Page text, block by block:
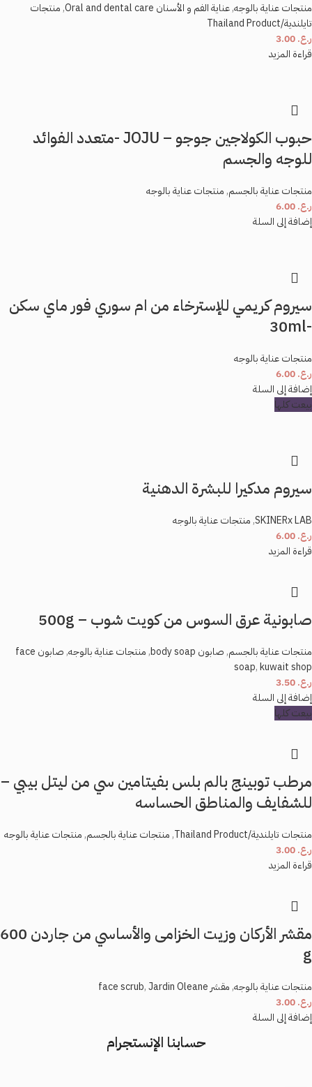
منتجات عناية بالوجه,عناية الفم و الأسنان Oral and dental care ,منتجات
تايلندية/Thailand Product
ر.ع.
قراءة المزيد
حبوب الكولاجين جوجو – JOJU -متعدد الفوائد
للوجه والجسم
منتجات عناية بالجسم,منتجات عناية بالوجه
ر.ع.
إضافة إلى السلة
سيروم كريمي للإسترخاء من ام سوري فور ماي سكن
-30ml
منتجات عناية بالوجه
ر.ع.
إضافة إلى السلة
بيعت كلها
سيروم مدكيرا للبشرة الدهنية
SKINERx LAB
,منتجات عناية بالوجه
ر.ع.
قراءة المزيد
صابونية عرق السوس من كويت شوب – 500g
منتجات عناية بالجسم,صابون body soap ,منتجات عناية بالوجه,
صابون face
soap,kuwait shop
ر.ع.
إضافة إلى السلة
بيعت كلها
مرطب توبينج بالم بلس بفيتامين سي من ليتل بيبي –
للشفايف والمناطق الحساسه
منتجات تايلندية/Thailand Product ,منتجات عناية بالجسم,منتجات عناية بالوجه
ر.ع.
قراءة المزيد
مقشر الأركان وزيت الخزامى والأساسي من جاردن 600
g
منتجات عناية بالوجه,مقشر face scrub ,Jardin Oleane
ر.ع.
إضافة إلى السلة
حسابنا الإنستجرام